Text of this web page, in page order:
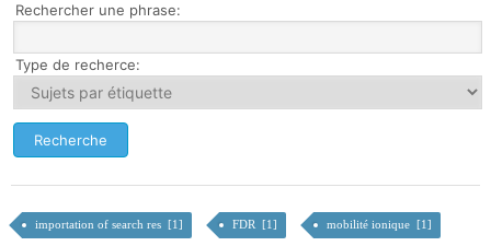
Rechercher une phrase:
Type de recherce:
importation of search res [1] FDR [1] mobilité ionique [1]